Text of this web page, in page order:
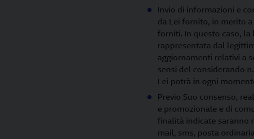
Invio di informazioni e
da Lei fornito, in merito
forniti. In questo caso,
rappresentata dal
aggiornamenti relativi a
sensi del considerando
Lei potrà in ogni
Previo Suo consenso,
e promozionale e di
finalità indicate saranno
mail, sms, posta